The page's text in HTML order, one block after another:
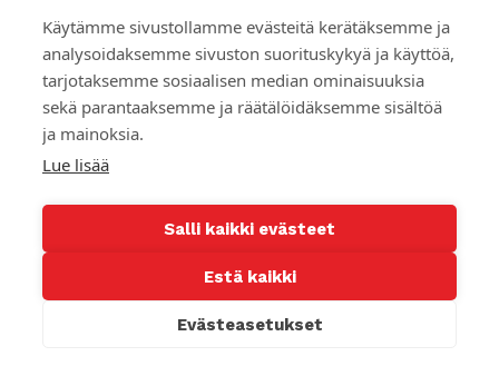
Käytämme sivustollamme evästeitä kerätäksemme ja
analysoidaksemme sivuston suorituskykyä ja käyttöä,
tarjotaksemme sosiaalisen median ominaisuuksia
sekä parantaaksemme ja räätälöidäksemme sisältöä
ja mainoksia.
Lue lisää
Salli kaikki evästeet
Estä kaikki
Evästeasetukset
Kehitysrahoitus vähenee, vaikka tarpeet
kasvavat – edessä kehitysyhteistyön